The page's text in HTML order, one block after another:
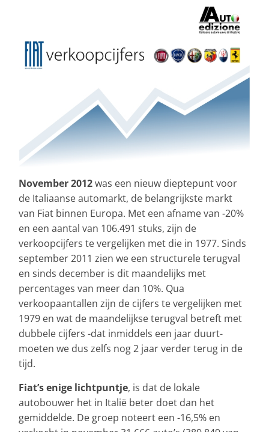
November 2012was een nieuw dieptepunt voor
de Italiaanse automarkt, de belangrijkste markt
van Fiat binnen Europa. Met een afname van -20%
en een aantal van 106.491 stuks, zijn de
verkoopcijfers te vergelijken met die in 1977. Sinds
september 2011 zien we een structurele terugval
en sinds december is dit maandelijks met
percentages van meer dan 10%. Qua
verkoopaantallen zijn de cijfers te vergelijken met
1979 en wat de maandelijkse terugval betreft met
dubbele cijfers -dat inmiddels een jaar duurt-
moeten we dus zelfs nog 2 jaar verder terug in de
tijd.
Fiat’s enige lichtpuntje, is dat de lokale
autobouwer het in Italië beter doet dan het
gemiddelde. De groep noteert een -16,5% en